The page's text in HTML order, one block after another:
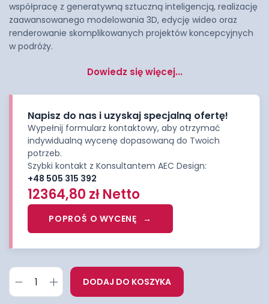
współpracę z generatywną sztuczną inteligencją, realizację
zaawansowanego modelowania 3D, edycję wideo oraz
renderowanie skomplikowanych projektów koncepcyjnych
w podróży.
Dowiedz się więcej...
Napisz do nas i uzyskaj specjalną ofertę!
Wypełnij formularz kontaktowy, aby otrzymać
indywidualną wycenę dopasowaną do Twoich
potrzeb.
Szybki kontakt z Konsultantem AEC Design:
+48 505 315 392
12364,80 zł Netto
POPROŚ O WYCENĘ
DODAJ DO KOSZYKA